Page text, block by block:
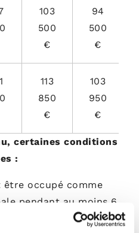
103
500
€
94
500
€
113
850
€
103
950
€
certaines conditions
:
occupé comme
pendant au moins 6